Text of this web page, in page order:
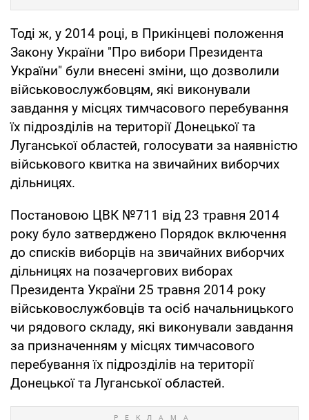
Тоді ж, у 2014 році, в Прикінцеві положення
Закону України "Про вибори Президента
України" були внесені зміни, що дозволили
військовослужбовцям, які виконували
завдання у місцях тимчасового перебування
їх підрозділів на території Донецької та
Луганської областей, голосувати за наявністю
військового квитка на звичайних виборчих
дільницях.
Постановою ЦВК №711 від 23 травня 2014
року було затверджено Порядок включення
до списків виборців на звичайних виборчих
дільницях на позачергових виборах
Президента України 25 травня 2014 року
військовослужбовців та осіб начальницького
чи рядового складу, які виконували завдання
за призначенням у місцях тимчасового
перебування їх підрозділів на території
Донецької та Луганської областей.